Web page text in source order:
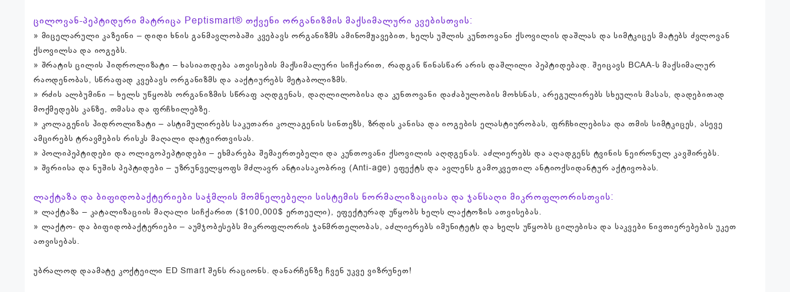
ცილოვან-პეპტიდური მატრიცა Peptismart® თქვენი ორგანიზმის მაქსიმალური კვებისთვის:
» მიცელარული კაზეინი – დიდი ხნის განმავლობაში კვებავს ორგანიზმს ამინომჟავებით, ხელს უშლის კუნთოვანი ქსოვილის დაშლას და სიმტკიცეს მატებს ძვლოვან
ქსოვილსა და იოგებს.
» შრატის ცილის ჰიდროლიზატი – ხასიათდება ათვისების მაქსიმალური სიჩქარით, რადგან წინასწარ არის დაშლილი პეპტიდებად. შეიცავს BCAA-ს მაქსიმალურ
რაოდენობას, სწრაფად კვებავს ორგანიზმს და ააქტიურებს მეტაბოლიზმს.
» რძის ალბუმინი – ხელს უწყობს ორგანიზმის სწრაფ აღდგენას, დაღლილობისა და კუნთოვანი დაძაბულობის მოხსნას, არეგულირებს სხეულის მასას, დადებითად
მოქმედებს კანზე, თმასა და ფრჩხილებზე.
» კოლაგენის ჰიდროლიზატი – ასტიმულირებს საკუთარი კოლაგენის სინთეზს, ზრდის კანისა და იოგების ელასტიურობას, ფრჩხილებისა და თმის სიმტკიცეს, ასევე
ამცირებს ტრავმების რისკს მაღალი დატვირთვისას.
» პოლიპეპტიდები და ოლიგოპეპტიდები – ეხმარება შემაერთებელი და კუნთოვანი ქსოვილის აღდგენას. აძლიერებს და აღადგენს ტვინის ნეირონულ კავშირებს.
» შვრიისა და ნუშის პეპტიდები – უზრუნველყოფს მძლავრ ანტიასაკობრივ (Anti-age) ეფექტს და ავლენს გამოკვეთილ ანტიოქსიდანტურ აქტივობას.
ლაქტაზა და ბიფიდობაქტერიები საჭმლის მომნელებელი სისტემის ნორმალიზაციისა და ჯანსაღი მიკროფლორისთვის:
» ლაქტაზა – კატალიზაციის მაღალი სიჩქარით ($100,000$ ერთეული), ეფექტურად უწყობს ხელს ლაქტოზის ათვისებას.
» ლაქტო- და ბიფიდობაქტერიები – აუმჯობესებს მიკროფლორის ჯანმრთელობას, აძლიერებს იმუნიტეტს და ხელს უწყობს ცილებისა და საკვები ნივთიერებების უკეთ
ათვისებას.
უბრალოდ დაამატე კოქტეილი ED Smart შენს რაციონს. დანარჩენზე ჩვენ უკვე ვიზრუნეთ!